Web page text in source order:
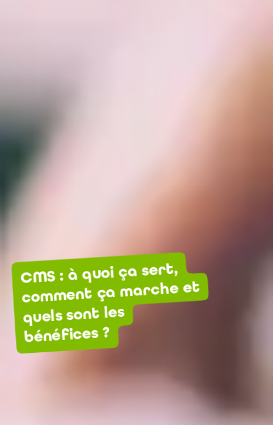
CMS : à quoi ça sert,
comment ça marche et
quels sont les
bénéfices ?